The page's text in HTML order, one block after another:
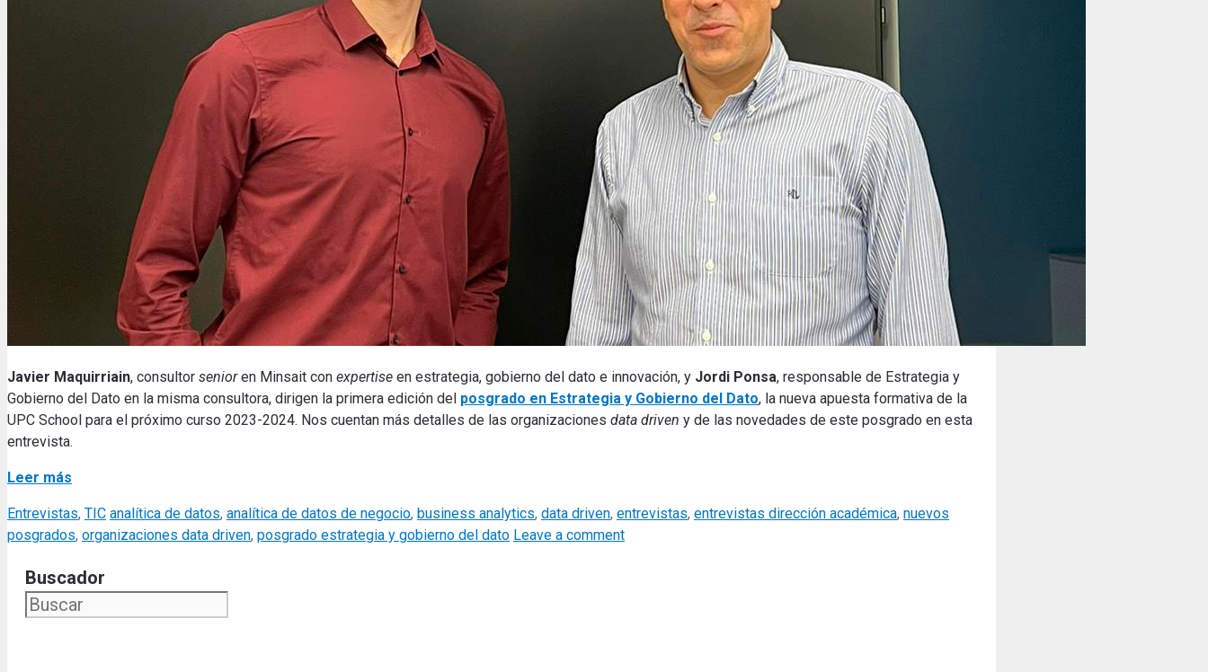
Javier Maquirriain, consultor senioren Minsait con expertise en estrategia, gobierno del dato e innovación, y Jordi Ponsa, responsable de Estrategia y
Gobierno del Dato en la misma consultora, dirigen la primera edición del posgrado en Estrategia y Gobierno del Dato, la nueva apuesta formativa de la
UPC School para el próximo curso 2023-2024. Nos cuentan más detalles de las organizaciones data driven y de las novedades de este posgrado en esta
entrevista.
Leer más
Categories
Entrevistas, TIC Tags
analítica de datos, analítica de datos de negocio, business analytics, data driven, entrevistas, entrevistas dirección académica, nuevos
posgrados, organizaciones data driven, posgrado estrategia y gobierno del dato Leave a comment
Buscador